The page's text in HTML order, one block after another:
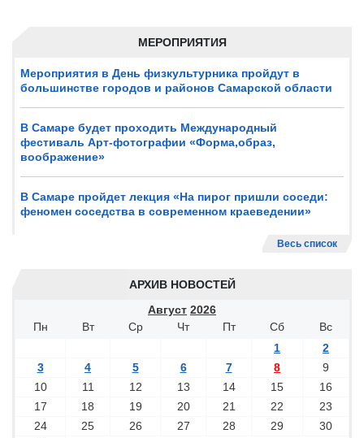
МЕРОПРИЯТИЯ
Мероприятия в День физкультурника пройдут в
большинстве городов и районов Самарской области
В Самаре будет проходить Международный
фестиваль Арт-фотографии «Форма,образ,
воображение»
В Самаре пройдет лекция «На пирог пришли соседи:
феномен соседства в современном краеведении»
Весь список
АРХИВ НОВОСТЕЙ
Август 2026
Пн
Вт Ср Чт Пт Сб
Вс
1
2
3
4 5 6 7 8
9
10
11 12 13 14 15
16
17
18 19 20 21 22
23
24
25 26 27 28 29
30